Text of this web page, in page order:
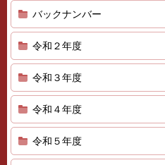
バックナンバー
令和２年度
令和３年度
令和４年度
令和５年度